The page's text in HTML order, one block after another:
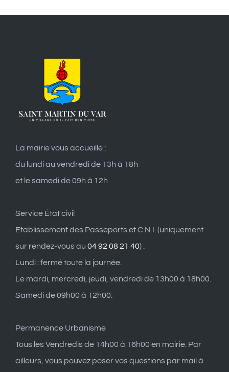
La mairie vous accueille :
du lundi au vendredi de 13h à 18h
et le samedi de 09h à 12h
Service État civil
Etablissement des Passeports et C.N.I. (uniquement
sur rendez-vous au 04 92 08 21 40) :
Lundi : fermé toute la journée.
Le mardi, mercredi, jeudi, vendredi de 13h00 à 18h00.
Samedi de 09h00 à 12h00.
Permanence Urbanisme
Tous les Vendredis de 14h00 à 16h00 en mairie. Par
ailleurs, vous pouvez poser vos questions par mail à